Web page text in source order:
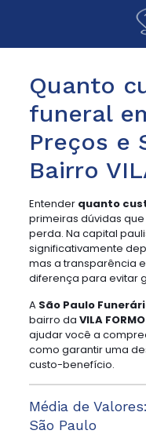
Quanto
funeral
Preços e
Bairro
Entender quanto
primeiras dúvidas
perda. Na capital
significativamente
mas a transparência
diferença para evitar
A São Paulo
bairro da VILA
ajudar você a
como garantir uma
custo-benefício.
Média de
São Paulo